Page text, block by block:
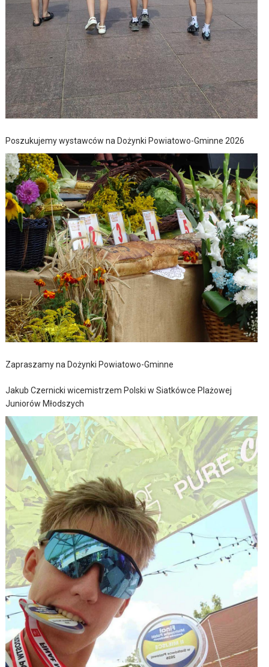
Poszukujemy wystawców na Dożynki Powiatowo-Gminne 2026
Zapraszamy na Dożynki Powiatowo-Gminne
Jakub Czernicki wicemistrzem Polski w Siatkówce Plażowej
Juniorów Młodszych